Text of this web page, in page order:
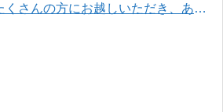
くさんの方にお越しいただき、あり